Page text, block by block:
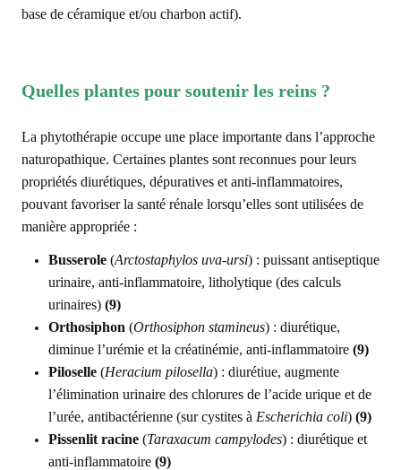
base de céramique et/ou charbon actif).
Quelles plantes pour soutenir les reins ?
La phytothérapie occupe une place importante dans l’approche
naturopathique. Certaines plantes sont reconnues pour leurs
propriétés diurétiques, dépuratives et anti-inflammatoires,
pouvant favoriser la santé rénale lorsqu’elles sont utilisées de
manière appropriée :
Busserole (Arctostaphylos uva-ursi) : puissant antiseptique
urinaire, anti-inflammatoire, litholytique (des calculs
urinaires) (9)
Orthosiphon (Orthosiphon stamineus) : diurétique,
diminue l’urémie et la créatinémie, anti-inflammatoire (9)
Piloselle (Heracium pilosella) : diurétiue, augmente
l’élimination urinaire des chlorures de l’acide urique et de
l’urée, antibactérienne (sur cystites à Escherichia coli) (9)
Pissenlit racine (Taraxacum campylodes) : diurétique et
anti-inflammatoire (9)